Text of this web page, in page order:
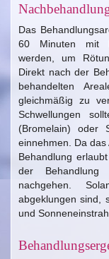
Das
60 Minuten mit
werden, um
Direkt nach der
behandelten
gleichmäßig zu
Schwellungen
(Bromelain) oder
einnehmen. Da
Behandlung
der Behandlung
nachgehen.
abgeklungen sind,
und